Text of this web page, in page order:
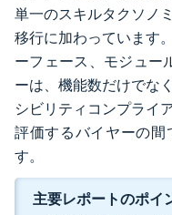
単一のスキルタクソノ
移行に加わっています
ーフェース、モジュー
ーは、機能数だけでな
シビリティコンプライ
評価するバイヤーの間
す。
主要レポートのポイ